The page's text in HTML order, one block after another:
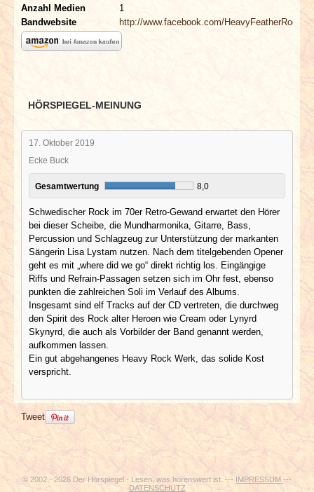
ARCHIV
Anzahl Medien
1
Bandwebsite
http://www.facebook.com/HeavyFeatherRock
HÖRSPIEGEL-MEINUNG
17. Oktober 2019
Ecke Buck
Gesamtwertung 8,0
Schwedischer Rock im 70er Retro-Gewand erwartet den Hörer
bei dieser Scheibe, die Mundharmonika, Gitarre, Bass,
Percussion und Schlagzeug zur Unterstützung der markanten
Sängerin Lisa Lystam nutzen. Nach dem titelgebenden Opener
geht es mit „where did we go“ direkt richtig los. Eingängige
Riffs und Refrain-Passagen setzen sich im Ohr fest, ebenso
punkten die zahlreichen Soli im Verlauf des Albums.
Insgesamt sind elf Tracks auf der CD vertreten, die durchweg
den Spirit des Rock alter Heroen wie Cream oder Lynyrd
Skynyrd, die auch als Vorbilder der Band genannt werden,
aufkommen lassen.
Ein gut abgehangenes Heavy Rock Werk, das solide Kost
verspricht.
Tweet
© 2002 - 2026 Der Hörspiegel - Lesen, was hörenswert ist. ---IMPRESSUM ---
DATENSCHUTZ